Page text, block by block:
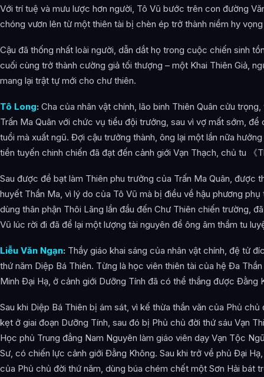
Với trí tuệ và mưu lược hơn người, Tô Vũ bước trên con đường
chóng vươn lên từ một thiên tài bị chèn ép trở thành niềm hy
Cậu đã thống nhất loài người, dẫn dắt họ trong cuộc chiến sinh
cuối cùng trở thành cường giả tối thượng – một Khai Thiên Giả,
mang lại trật tự mới cho chư thiên.
Tô Long: Cha của nhân vật chính, lão binh Thiên Quân cửu
Trấn Ma Quân với chức vụ tiểu đội trưởng, sau vì vợ mất sớm,
tuổi mà xuất ngũ. Đợi cậu trưởng thành, ông lại một lần nữa
tiền tuyến chinh chiến đã đạt đến cảnh giới Vạn Thạch, chủ tu 《
Sau được đề bạt làm Thiên phu trưởng của Trấn Ma Quân, được
huyết Thần Ma, vì lý do của Tô Vũ mà bị điều về hậu phương phụ
dùng thân phận Thôi Lãng lần đầu đến Chư Thiên chiến trường,
Vũ lúc rời đi đã để lại một lượng tài nguyên để ông âm thầm tu
Liễu Văn Ngạn: Thầy giáo khai sáng của nhân vật chính, đệ tử
thứ năm Diệp Bá Thiên. Từng là học viên thiên tài của hệ Đa
Minh Đại Hạ, ở cảnh giới Dưỡng Tính đã có thể thắng được Đằng
Sau khi Diệp Bá Thiên bị ám sát, vì kế thừa thần văn của Phủ
kẹt ở giai đoạn Dưỡng Tính, sau đó bị Phủ chủ đời thứ sáu Vạn
Học phủ Trung đẳng Nam Nguyên làm giáo viên dạy Vạn Tộc
Sư, có chiến lực cảnh giới Đằng Không. Sau khi trở về phủ Đại
của Phủ chủ đời thứ năm, dùng búa chém chết một Sơn Hải bát